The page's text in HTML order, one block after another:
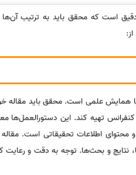
است که محقق باید به ترتیب آن‌ها
همایش علمی است. محقق باید مقاله
تهیه کند. این دستورالعمل‌ها
اطلاعات تحقیقاتی است. مقاله
و بحث‌ها. توجه به دقت و رعایت